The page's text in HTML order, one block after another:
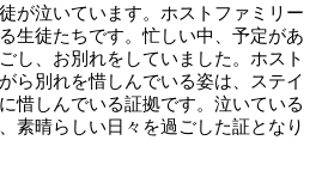
が泣いています。ホストファミリー
生徒たちです。忙しい中、予定があ
し、お別れをしていました。ホスト
ら別れを惜しんでいる姿は、ステイ
惜しんでいる証拠です。泣いている
素晴らしい日々を過ごした証となり